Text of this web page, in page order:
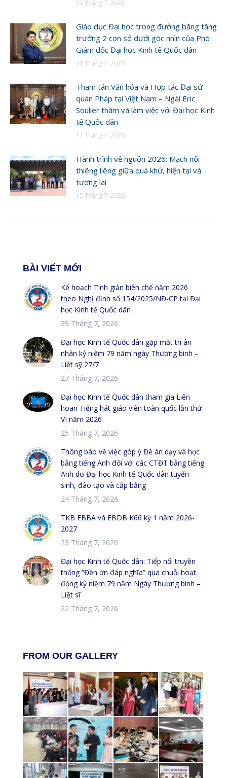
22 Tháng 7, 2026
Giáo dục Đại học trong đường băng tăng
trưởng 2 con số dưới góc nhìn của Phó
Giám đốc Đại học Kinh tế Quốc dân
21 Tháng 7, 2026
Tham tán Văn hóa và Hợp tác Đại sứ
quán Pháp tại Việt Nam – Ngài Eric
Soulier thăm và làm việc với Đại học Kinh
tế Quốc dân
17 Tháng 7, 2026
Hành trình về nguồn 2026: Mạch nối
thiêng liêng giữa quá khứ, hiện tại và
tương lai
15 Tháng 7, 2026
BÀI VIẾT MỚI
Kế hoạch Tinh giản biên chế năm 2026
theo Nghị định số 154/2025/NĐ-CP tại Đại
học Kinh tế Quốc dân
29 Tháng 7, 2026
Đại học Kinh tế Quốc dân gặp mặt tri ân
nhân kỷ niệm 79 năm ngày Thương binh –
Liệt sỹ 27/7
27 Tháng 7, 2026
Đại học Kinh tế Quốc dân tham gia Liên
hoan Tiếng hát giáo viên toàn quốc lần thứ
VI năm 2026
25 Tháng 7, 2026
Thông báo về việc góp ý Đề án dạy và học
bằng tiếng Anh đối với các CTĐT bằng tiếng
Anh do Đại học Kinh tế Quốc dân tuyển
sinh, đào tạo và cấp bằng
24 Tháng 7, 2026
TKB EBBA và EBDB K66 kỳ 1 năm 2026-
2027
23 Tháng 7, 2026
Đại học Kinh tế Quốc dân: Tiếp nối truyền
thống “Đền ơn đáp nghĩa” qua chuỗi hoạt
động kỷ niệm 79 năm Ngày Thương binh –
Liệt sĩ
22 Tháng 7, 2026
FROM OUR GALLERY